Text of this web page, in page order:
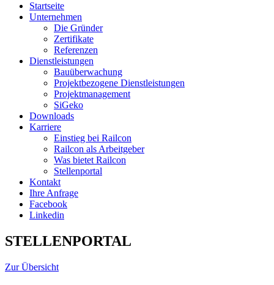
Startseite
Unternehmen
Die Gründer
Zertifikate
Referenzen
Dienstleistungen
Bauüberwachung
Projektbezogene Dienstleistungen
Projektmanagement
SiGeko
Downloads
Karriere
Einstieg bei Railcon
Railcon als Arbeitgeber
Was bietet Railcon
Stellenportal
Kontakt
Ihre Anfrage
Facebook
Linkedin
STELLENPORTAL
Zur Übersicht